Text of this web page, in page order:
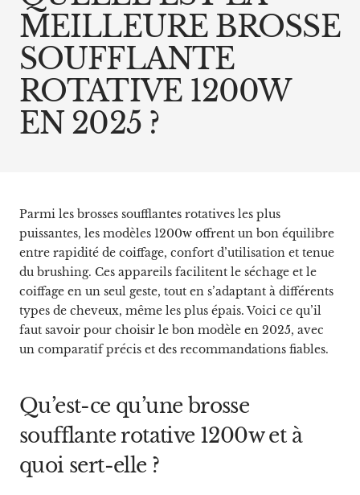
MEILLEURE BROSSE
SOUFFLANTE
ROTATIVE 1200W
EN 2025 ?
Parmi les brosses soufflantes rotatives les plus
puissantes, les modèles 1200w offrent un bon équilibre
entre rapidité de coiffage, confort d’utilisation et tenue
du brushing. Ces appareils facilitent le séchage et le
coiffage en un seul geste, tout en s’adaptant à différents
types de cheveux, même les plus épais. Voici ce qu’il
faut savoir pour choisir le bon modèle en 2025, avec
un comparatif précis et des recommandations fiables.
Qu’est-ce qu’une brosse
soufflante rotative 1200w et à
quoi sert-elle ?